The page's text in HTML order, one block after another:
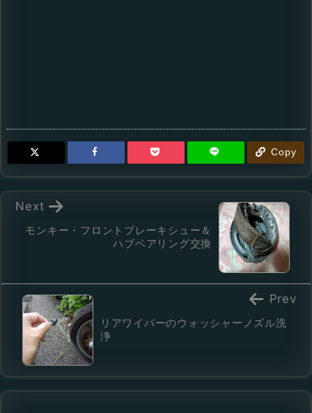
Copy
モンキー・フロントブレーキシュー＆
ハブベアリング交換
Next
リアワイパーのウォッシャーノズル洗
浄
Prev